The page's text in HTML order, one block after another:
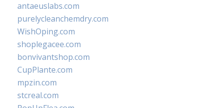
antaeuslabs.com
purelycleanchemdry.com
WishOping.com
shoplegacee.com
bonvivantshop.com
CupPlante.com
mpzin.com
stcreal.com